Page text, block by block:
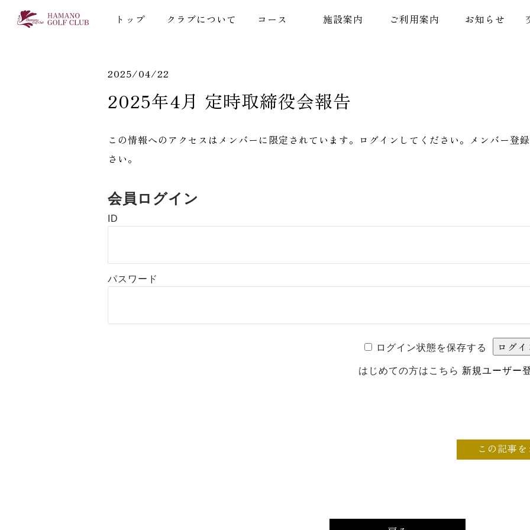
トップ クラブについて コース 施設案内 ご利用案内 お知らせ
2025/04/22
2025年4月 定時取締役会報告
この情報へのアクセスはメンバーに限定されています。ログインしてください。メンバー登
さい。
会員ログイン
ID
パスワード
ログイン状態を保存する
はじめての方はこちら 新規ユーザー
この記事